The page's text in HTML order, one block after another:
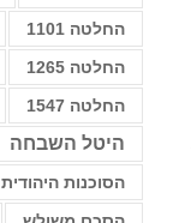
החלטה 1101
החלטה 1265
החלטה 1547
היטל השבחה
הסוכנות היהודית